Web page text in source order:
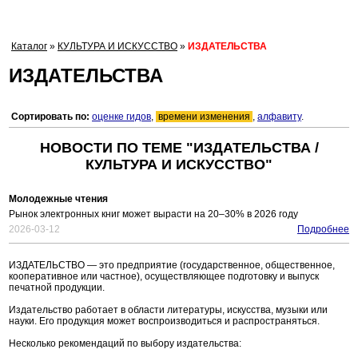
Каталог » КУЛЬТУРА И ИСКУССТВО » ИЗДАТЕЛЬСТВА
ИЗДАТЕЛЬСТВА
Сортировать по: оценке гидов, времени изменения , алфавиту.
НОВОСТИ ПО ТЕМЕ "ИЗДАТЕЛЬСТВА /
КУЛЬТУРА И ИСКУССТВО"
Молодежные чтения
Рынок электронных книг может вырасти на 20–30% в 2026 году
2026-03-12
Подробнее
ИЗДАТЕЛЬСТВО — это предприятие (государственное, общественное,
кооперативное или частное), осуществляющее подготовку и выпуск
печатной продукции.
Издательство работает в области литературы, искусства, музыки или
науки. Его продукция может воспроизводиться и распространяться.
Несколько рекомендаций по выбору издательства: